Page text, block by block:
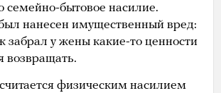
семейно-бытовое насилие.
нанесен имущественный вред:
у жены какие-то ценности
возвращать.
физическим насилием